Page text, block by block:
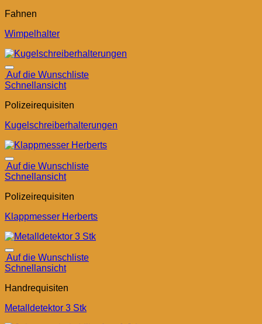
Fahnen
Wimpelhalter
Auf die Wunschliste
Schnellansicht
Polizeirequisiten
Kugelschreiberhalterungen
Auf die Wunschliste
Schnellansicht
Polizeirequisiten
Klappmesser Herberts
Auf die Wunschliste
Schnellansicht
Handrequisiten
Metalldetektor 3 Stk